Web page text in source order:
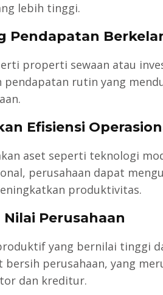
lebih tinggi.
Pendapatan
properti sewaan atau
pendapatan rutin yang
Efisiensi
aset seperti teknologi
perusahaan dapat
produktivitas.
Perusahaan
yang bernilai tinggi
bersih perusahaan, yang
dan kreditur.